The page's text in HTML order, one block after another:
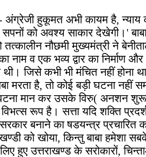
हुकूमत अभी कायम है, न्याय
सपनों को अवश्य साकार देखेगी।'
नौछमी मुख्यमंत्री ने
नाम व एक भव्य द्वार का निर्माण
जिसे कभी भी मंचित नहीं होना
है, तो कोई बड़ी घटना नहीं
मान कर उसके विरु( अनशन शुरू
रूप है। सत्ता यदि शक्ति
बनाने का षडयन्त्र प्रचारित
को खोया, किन्तु बाबा हमेशा
हुए उत्तराखण्ड के सरोकारों,